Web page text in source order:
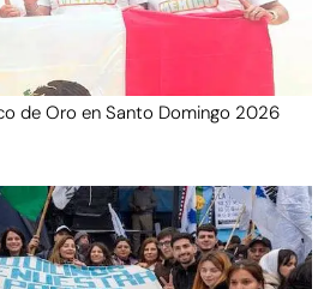
de Oro en Santo Domingo 2026